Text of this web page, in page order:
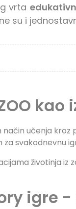
vrta
su i
kao
učenja
svakodnevnu
životinja
igre -